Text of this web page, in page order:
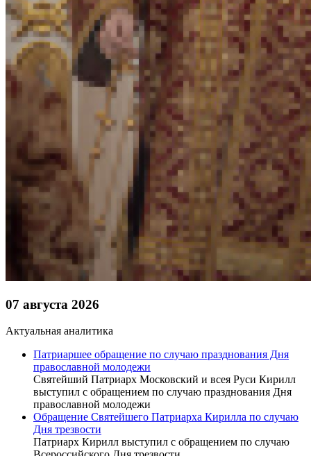
07 августа 2026
Актуальная аналитика
Патриаршее обращение по случаю празднования Дня
православной молодежи
Святейший Патриарх Московский и всея Руси Кирилл
выступил с обращением по случаю празднования Дня
православной молодежи
Обращение Святейшего Патриарха Кирилла по случаю
Дня трезвости
Патриарх Кирилл выступил с обращением по случаю